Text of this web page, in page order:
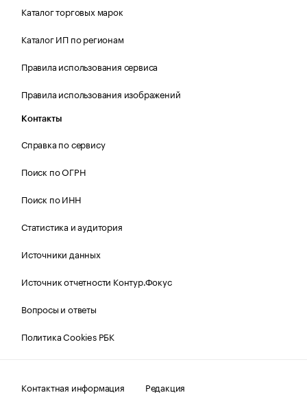
Каталог торговых марок
Каталог ИП по регионам
Правила использования сервиса
Правила использования изображений
Контакты
Справка по сервису
Поиск по ОГРН
Поиск по ИНН
Статистика и аудитория
Источники данных
Источник отчетности Контур.Фокус
Вопросы и ответы
Политика Cookies РБК
Контактная информация Редакция